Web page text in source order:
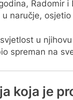
Radomir
naručje,
u
spreman na
koja je